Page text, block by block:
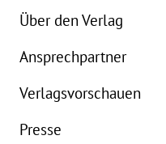
Über den Verlag
Ansprechpartner
Verlagsvorschauen
Presse